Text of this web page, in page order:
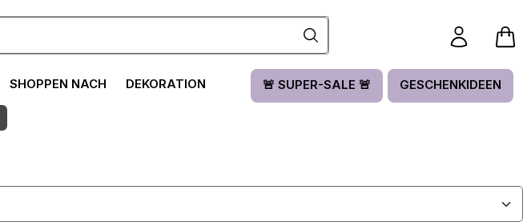
SHOPPEN NACH DEKORATION 🚨 SUPER-SALE 🚨 GESCHENKIDEEN